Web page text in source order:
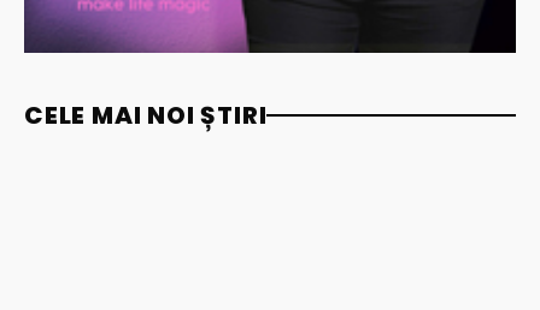
CELE MAI NOI ȘTIRI